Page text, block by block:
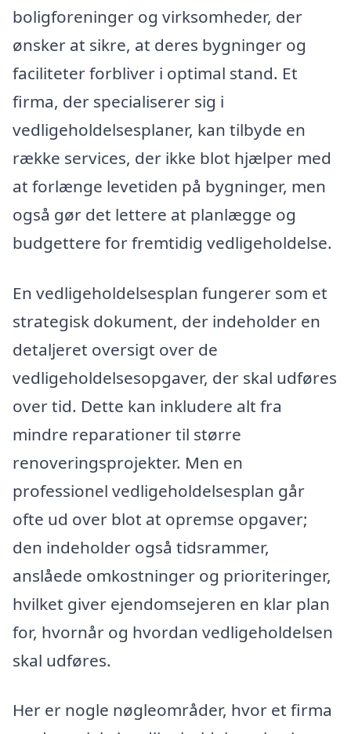
boligforeninger og virksomheder, der
ønsker at sikre, at deres bygninger og
faciliteter forbliver i optimal stand. Et
firma, der specialiserer sig i
vedligeholdelsesplaner, kan tilbyde en
række services, der ikke blot hjælper med
at forlænge levetiden på bygninger, men
også gør det lettere at planlægge og
budgettere for fremtidig vedligeholdelse.
En vedligeholdelsesplan fungerer som et
strategisk dokument, der indeholder en
detaljeret oversigt over de
vedligeholdelsesopgaver, der skal udføres
over tid. Dette kan inkludere alt fra
mindre reparationer til større
renoveringsprojekter. Men en
professionel vedligeholdelsesplan går
ofte ud over blot at opremse opgaver;
den indeholder også tidsrammer,
anslåede omkostninger og prioriteringer,
hvilket giver ejendomsejeren en klar plan
for, hvornår og hvordan vedligeholdelsen
skal udføres.
Her er nogle nøgleområder, hvor et firma